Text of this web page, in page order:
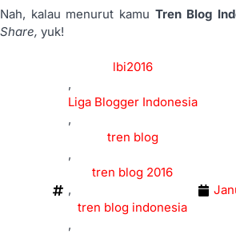
Nah, kalau menurut kamu Tren Blog
Share, yuk!
lbi2016
,
Liga Blogger Indonesia
,
tren blog
,
tren blog 2016
,
tren blog indonesia
,